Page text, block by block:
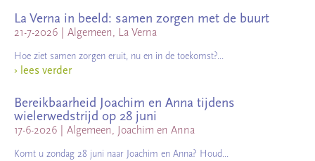
La Verna in beeld: samen zorgen met de buurt
21-7-2026 Algemeen, La Verna
Hoe ziet samen zorgen eruit, nu en in de toekomst?...
› lees verder
Bereikbaarheid Joachim en Anna tijdens
wielerwedstrijd op 28 juni
17-6-2026 Algemeen, Joachim en Anna
Komt u zondag 28 juni naar Joachim en Anna? Houd...